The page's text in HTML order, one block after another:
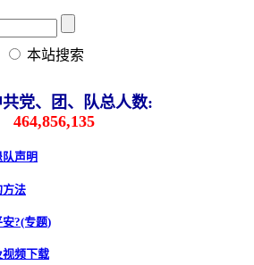
本站搜索
党、团、队总人数:
464,856,135
声明
法
?(专题)
频下载